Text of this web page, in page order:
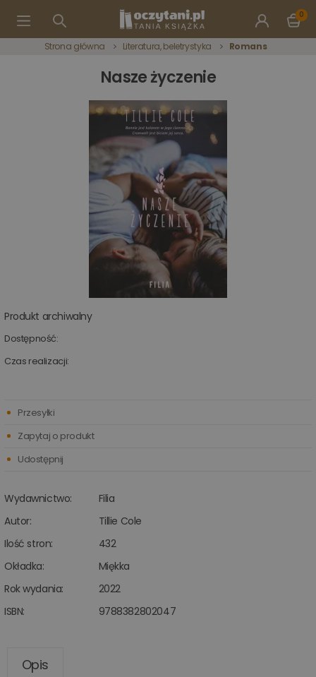
0
Strona główna Literatura, beletrystyka Romans
Nasze życzenie
Produkt archiwalny
Dostępność:
Czas realizacji:
Wydawnictwo:
Filia
Autor:
Tillie Cole
Ilość stron:
432
Okładka:
Miękka
Rok wydania:
2022
ISBN:
9788382802047
Przesyłki
Zapytaj o produkt
Udostępnij
Opis